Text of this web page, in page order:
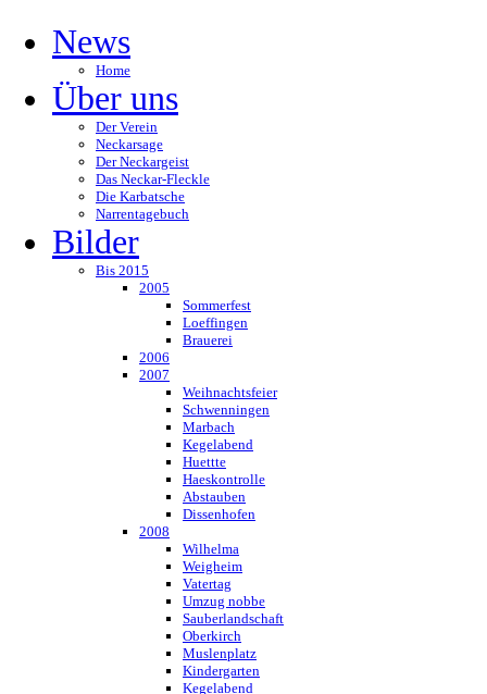
News
Home
Über uns
Der Verein
Neckarsage
Der Neckargeist
Das Neckar-Fleckle
Die Karbatsche
Narrentagebuch
Bilder
Bis 2015
2005
Sommerfest
Loeffingen
Brauerei
2006
2007
Weihnachtsfeier
Schwenningen
Marbach
Kegelabend
Huettte
Haeskontrolle
Abstauben
Dissenhofen
2008
Wilhelma
Weigheim
Vatertag
Umzug nobbe
Sauberlandschaft
Oberkirch
Muslenplatz
Kindergarten
Kegelabend